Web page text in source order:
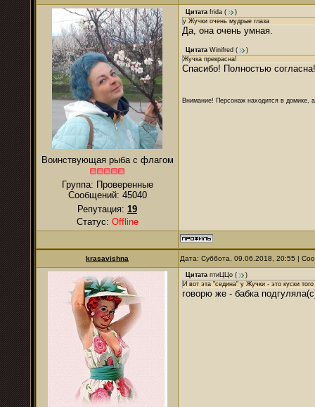
Воинствующая рыба с флагом
Группа: Проверенные
Сообщений: 45040
Репутация: 19
Статус: Offline
Цитата frida (
)
у Жучки очень мудрые глаза
Да, она очень умная.
Цитата Winifred (
)
Жучка прекрасна!
Спасибо! Полностью
Внимание! Персонаж находится в домике,
krasavishna Дата: Суббота, 09.06.2018, 20:55 |
Цитата птиЦЦо (
)
И вот эта "седина" у Жучки - это куски
говорю же - бабка